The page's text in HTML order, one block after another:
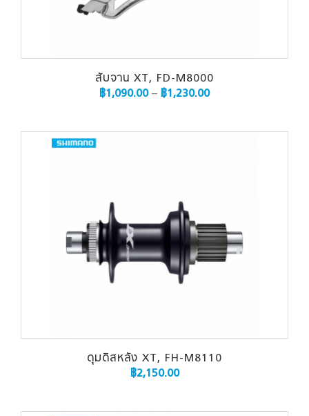
สับจาน XT, FD-M8000
฿1,090.00– ฿1,230.00
ดุมดิสหลัง XT, FH-M8110
฿2,150.00